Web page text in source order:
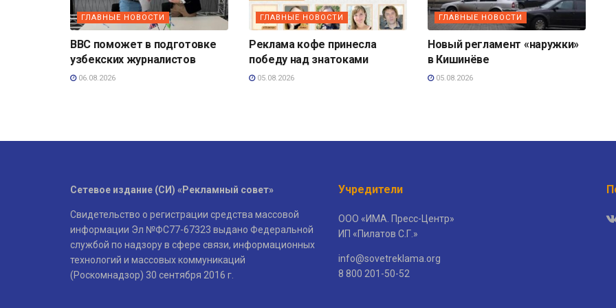
ГЛАВНЫЕ НОВОСТИ
BBC поможет в подготовке
узбекских журналистов
06.08.2026
ГЛАВНЫЕ НОВОСТИ
Реклама кофе принесла
победу над знатоками
05.08.2026
ГЛАВНЫЕ НОВОСТИ
Новый регламент «наружки»
в Кишинёве
05.08.2026
Сетевое издание (СИ) «Рекламный совет»
Свидетельство о регистрации средства массовой
информации Эл №ФС77-67323 выдано Федеральной
службой по надзору в сфере связи, информационных
технологий и массовых коммуникаций
(Роскомнадзор) 30 сентября 2016 г.
Учредители
ООО «ИМА. Пресс-Центр»
ИП «Пилатов С.Г.»
info@sovetreklama.org
8 800 201-50-52